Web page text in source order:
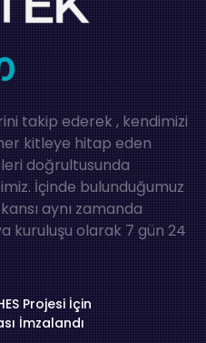
takip ederek , kendimizi
kitleye hitap eden
doğrultusunda
İçinde bulunduğumuz
aynı zamanda
kuruluşu olarak 7 gün 24
Projesi İçin
İmzalandı